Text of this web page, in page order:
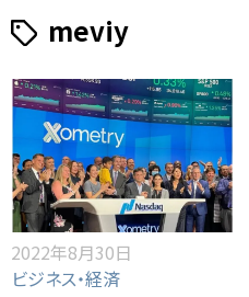
meviy
2022年8月30日
ビジネス・経済